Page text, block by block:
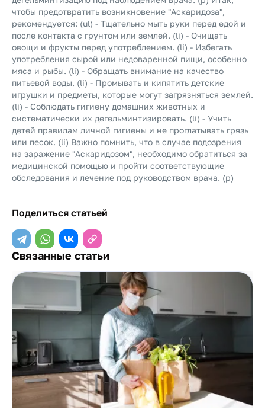
чтобы предотвратить возникновение "Аскаридоза",
рекомендуется: (ul) - Тщательно мыть руки перед едой и
после контакта с грунтом или землей. (li) - Очищать
овощи и фрукты перед употреблением. (li) - Избегать
употребления сырой или недоваренной пищи, особенно
мяса и рыбы. (li) - Обращать внимание на качество
питьевой воды. (li) - Промывать и кипятить детские
игрушки и предметы, которые могут загрязняться землей.
(li) - Соблюдать гигиену домашних животных и
систематически их дегельминтизировать. (li) - Учить
детей правилам личной гигиены и не проглатывать грязь
или песок. (li) Важно помнить, что в случае подозрения
на заражение "Аскаридозом", необходимо обратиться за
медицинской помощью и пройти соответствующие
обследования и лечение под руководством врача. (p)
Поделиться статьей
Связанные статьи